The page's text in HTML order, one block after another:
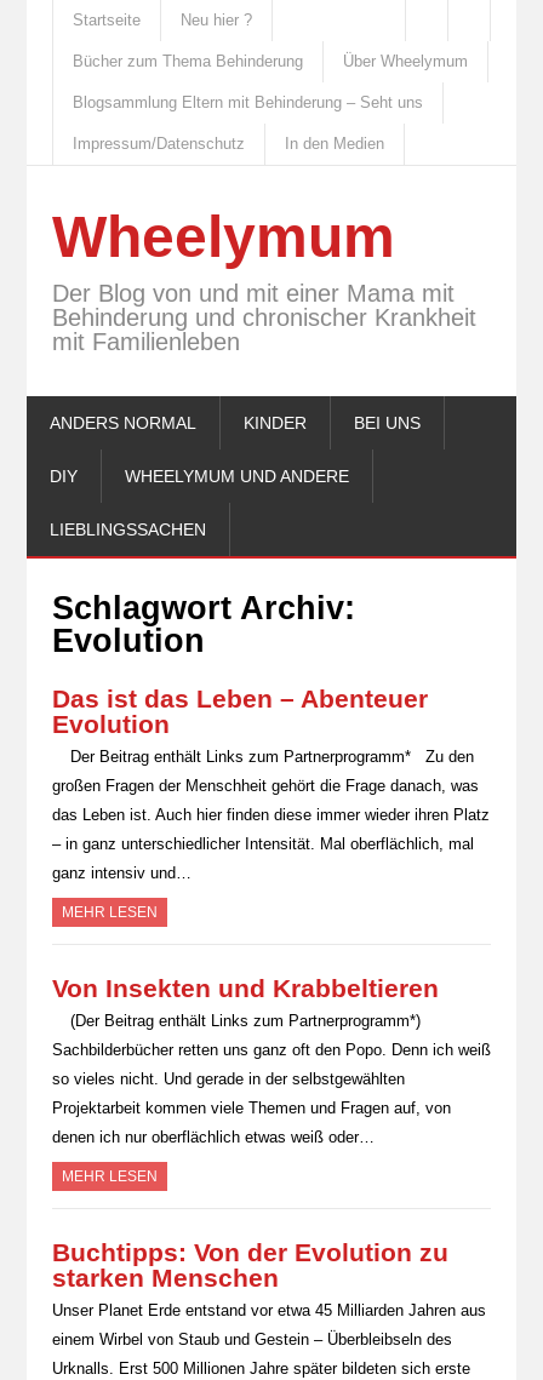
Startseite Neu hier ?
Bücher zum Thema Behinderung Über Wheelymum
Blogsammlung Eltern mit Behinderung – Seht uns
Impressum/Datenschutz In den Medien
Wheelymum
Der Blog von und mit einer Mama mit
Behinderung und chronischer Krankheit
mit Familienleben
ANDERS NORMAL KINDER BEI UNS
DIY WHEELYMUM UND ANDERE
LIEBLINGSSACHEN
Schlagwort Archiv:
Evolution
Das ist das Leben – Abenteuer
Evolution
Der Beitrag enthält Links zum Partnerprogramm* Zu den
großen Fragen der Menschheit gehört die Frage danach, was
das Leben ist. Auch hier finden diese immer wieder ihren Platz
– in ganz unterschiedlicher Intensität. Mal oberflächlich, mal
ganz intensiv und…
MEHR LESEN
Von Insekten und Krabbeltieren
(Der Beitrag enthält Links zum Partnerprogramm*)
Sachbilderbücher retten uns ganz oft den Popo. Denn ich weiß
so vieles nicht. Und gerade in der selbstgewählten
Projektarbeit kommen viele Themen und Fragen auf, von
denen ich nur oberflächlich etwas weiß oder…
MEHR LESEN
Buchtipps: Von der Evolution zu
starken Menschen
Unser Planet Erde entstand vor etwa 45 Milliarden Jahren aus
einem Wirbel von Staub und Gestein – Überbleibseln des
Urknalls. Erst 500 Millionen Jahre später bildeten sich erste